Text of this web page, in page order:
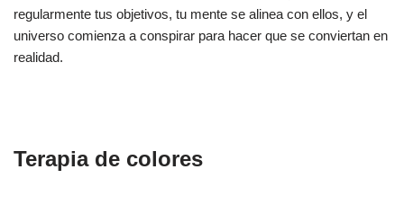
regularmente tus objetivos, tu mente se alinea con ellos, y el
universo comienza a conspirar para hacer que se conviertan en
realidad.
Terapia de colores